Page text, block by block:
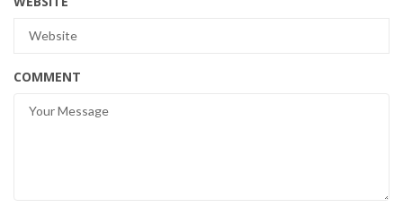
COMMENT